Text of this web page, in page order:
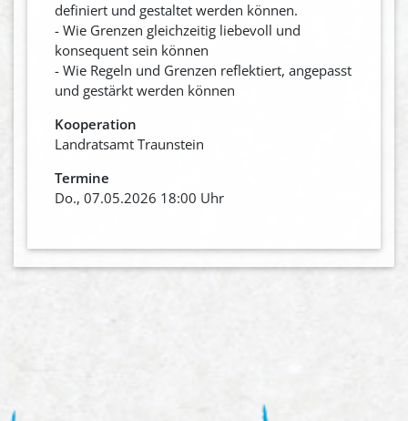
definiert und gestaltet werden können.
- Wie Grenzen gleichzeitig liebevoll und
konsequent sein können
- Wie Regeln und Grenzen reflektiert, angepasst
und gestärkt werden können
Kooperation
Landratsamt Traunstein
Termine
Do., 07.05.2026 18:00 Uhr